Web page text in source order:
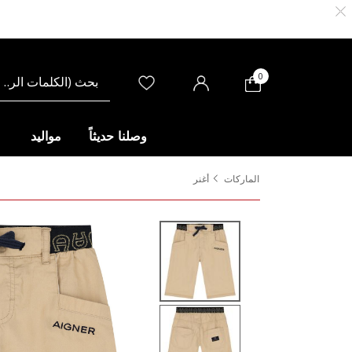
0
وصلنا حديثاً مواليد
الماركات
أغنر